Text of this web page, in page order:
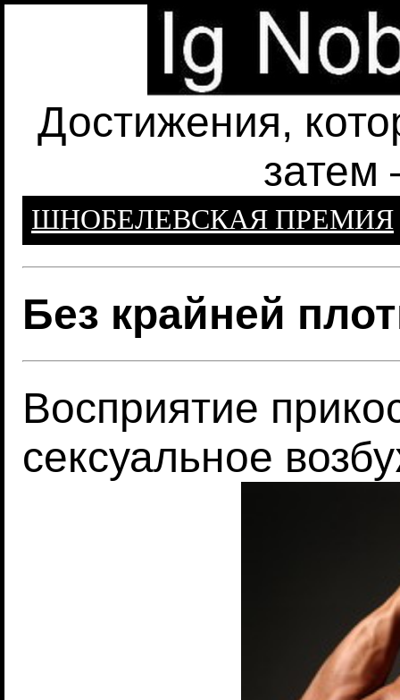
Достижения,
затем
ШНОБЕЛЕВСКАЯ ПРЕМИЯ
Без крайней
Восприятие
сексуальное